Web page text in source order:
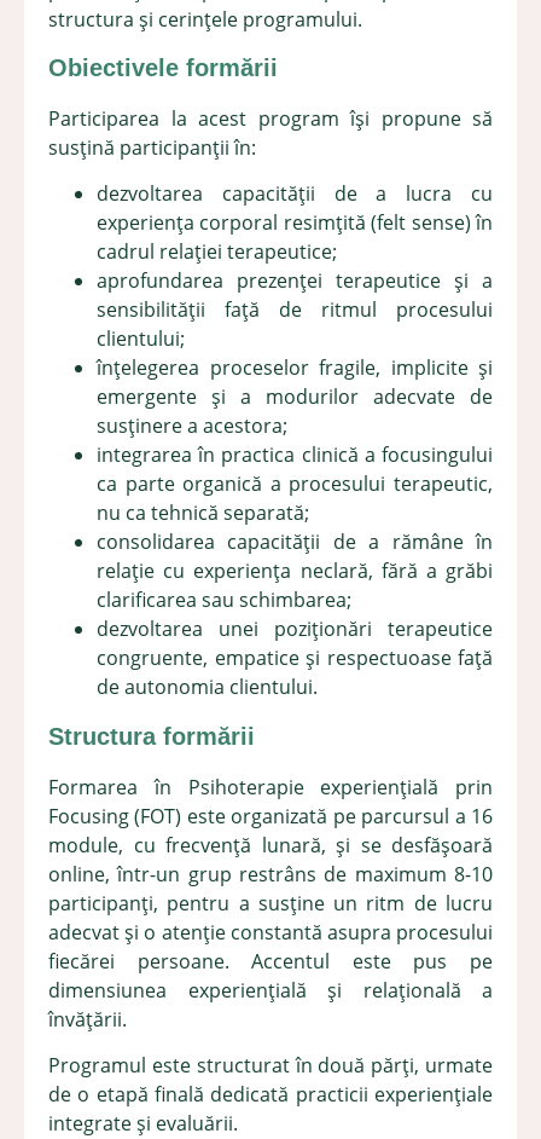
structura și cerințele programului.
Obiectivele formării
Participarea la acest program își propune să
susțină participanții în:
dezvoltarea capacității de a lucra cu
experiența corporal resimțită (felt sense) în
cadrul relației terapeutice;
aprofundarea prezenței terapeutice și a
sensibilității față de ritmul procesului
clientului;
înțelegerea proceselor fragile, implicite și
emergente și a modurilor adecvate de
susținere a acestora;
integrarea în practica clinică a focusingului
ca parte organică a procesului terapeutic,
nu ca tehnică separată;
consolidarea capacității de a rămâne în
relație cu experiența neclară, fără a grăbi
clarificarea sau schimbarea;
dezvoltarea unei poziționări terapeutice
congruente, empatice și respectuoase față
de autonomia clientului.
Structura formării
Formarea în Psihoterapie experiențială prin
Focusing (FOT) este organizată pe parcursul a 16
module, cu frecvență lunară, și se desfășoară
online, într-un grup restrâns de maximum 8-10
participanți, pentru a susține un ritm de lucru
adecvat și o atenție constantă asupra procesului
fiecărei persoane. Accentul este pus pe
dimensiunea experiențială și relațională a
învățării.
Programul este structurat în două părți, urmate
de o etapă finală dedicată practicii experiențiale
integrate și evaluării.